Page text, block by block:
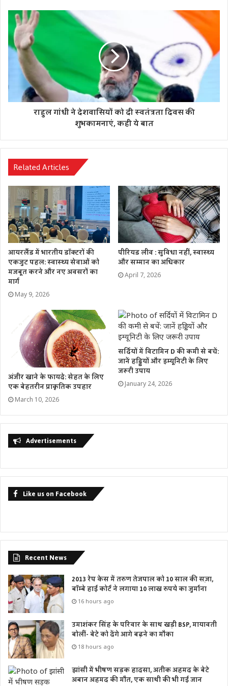
खूब पिएं, खासतौर पर जब एक्सरसाइज़ कर रहे हों। गर्मी के मौसम में
पानी की मात्रा को बढ़ा दें।
6 : रात में अच्छी नींद लेने की कोशिश करें : नींद और माइग्रेन के बीच का
कनेक्शन अभी तक साफ नहीं है। हालांकि, साल 2016 में हुई एक
रिसर्च के मुताबिक, बार-बार माइग्रेन के अटैक और खराब नींद के बीच
रिश्ता पाया गया। इसलिए कोशिश करें कि रात में नींद पूरी हो। रात में
सोने के वक्त कॉफी या चाय न पिएं, जिससे नींद खराब हो सकती है।
Effective Home Remedies
राहुल गांधी ने देशवासियों को दी स्वतंत्रता दिवस की
शुभकामनाएं, कही ये बात
Related Articles
आयरलैंड में भारतीय डॉक्टरों की
एकजुट पहल: स्वास्थ्य सेवाओं को
मजबूत करने और नए अवसरों का
मार्ग
May 9, 2026
पीरियड लीव : सुविधा नहीं, स्वास्थ्य
और सम्मान का अधिकार
April 7, 2026
अंजीर खाने के फायदे: सेहत के लिए
एक बेहतरीन प्राकृतिक उपहार
March 10, 2026
सर्दियों में विटामिन D की कमी से बचें:
जानें हड्डियों और इम्यूनिटी के लिए
जरूरी उपाय
January 24, 2026
Advertisements
Like us on Facebook
Recent News
2013 रेप केस में तरुण तेजपाल को 10 साल की सज़ा,
बॉम्बे हाई कोर्ट ने लगाया 10 लाख रुपये का जुर्माना
16 hours ago
उमाशंकर सिंह के परिवार के साथ खड़ी BSP, मायावती
बोलीं- बेटे को देंगे आगे बढ़ने का मौका
18 hours ago
झांसी में भीषण सड़क हादसा, अतीक अहमद के बेटे
अबान अहमद की मौत, एक साथी की भी गई जान